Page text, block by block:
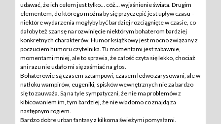
udawać, że ich celem jest tylko… cóż… wyjaśnienie świata. Drugim
elementem, do którego można by się przyczepić jest upływ czasu –
niektóre wydarzenia mogłyby być bardziej rozciągnięte w czasie, co
dałoby też szansę na rozwinięcie niektórym bohaterom bardziej
konkretnych charakterów. Humor książkowy jest mocno związany z
poczuciem humoru czytelnika. Tu momentami jest zabawnie,
momentami mniej, ale to sprawia, że całość czyta się lekko, chociaż
ani razu nie udało mi się zaśmiać na głos.
Bohaterowie są czasem sztampowi, czasem ledwo zarysowani, ale w
natłoku wampirów, eugeniki, spisków wewnętrznych nie za bardzo
się to zauważa. Są na tyle sympatyczni, że nie ma problemów z
kibicowaniem im, tym bardziej, że nie wiadomo co znajdą za
następnym rogiem.
Bardzo dobre urban fantasy z kilkoma świeżymi pomysłami.